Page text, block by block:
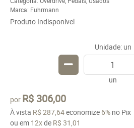
Marca: Fuhrmann
Produto Indisponível
Unidade: un
un
por R$ 306,00
À vista R$ 287,64economize 6% no Pix
ou em 12xde R$ 31,01